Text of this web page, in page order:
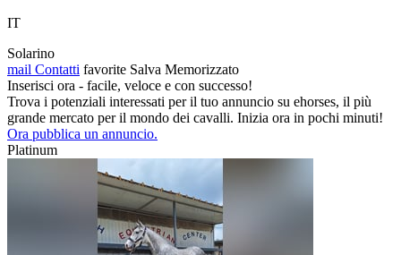
IT
Solarino
mail Contatti favorite Salva Memorizzato
Inserisci ora - facile, veloce e con successo!
Trova i potenziali interessati per il tuo annuncio su ehorses, il più
grande mercato per il mondo dei cavalli. Inizia ora in pochi minuti!
Ora pubblica un annuncio.
Platinum